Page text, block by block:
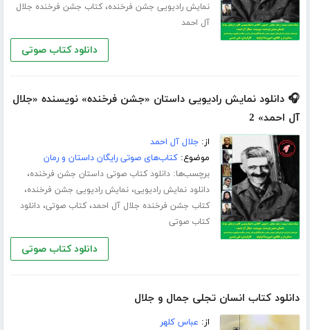
نمایش رادیویی جشن فرخنده،کتاب جشن فرخنده جلال
آل احمد
دانلود کتاب صوتی
🎧 دانلود نمایش رادیویی داستان «جشن فرخنده» نویسنده «جلال
آل احمد» 2
از:جلال آل احمد
موضوع:کتاب‌های صوتی رایگان داستان و رمان
برچسب‌ها:دانلود کتاب صوتی داستان جشن فرخنده،
دانلود نمایش رادیویی،نمایش رادیویی جشن فرخنده،
کتاب جشن فرخنده جلال آل احمد،کتاب صوتی،دانلود
کتاب صوتی
دانلود کتاب صوتی
دانلود کتاب انسان تجلی جمال و جلال
از: عباس کلهر